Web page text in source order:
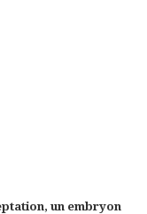
un embryon